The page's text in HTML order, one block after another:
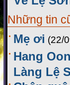
Những tin
Mẹ ơi (22/
Hang
Làng Lệ